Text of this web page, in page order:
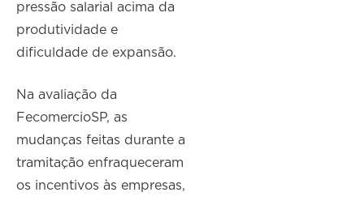
pressão salarial acima da
produtividade e
dificuldade de expansão.
Na avaliação da
FecomercioSP, as
mudanças feitas durante a
tramitação enfraqueceram
os incentivos às empresas,